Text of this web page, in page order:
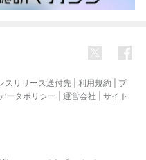
スリリース送付先 利用規約
プ
ータポリシー 運営会社
サイト